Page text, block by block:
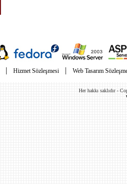
| Hizmet Sözleşmesi | Web Tasarım
Her hakkı saklıdır -